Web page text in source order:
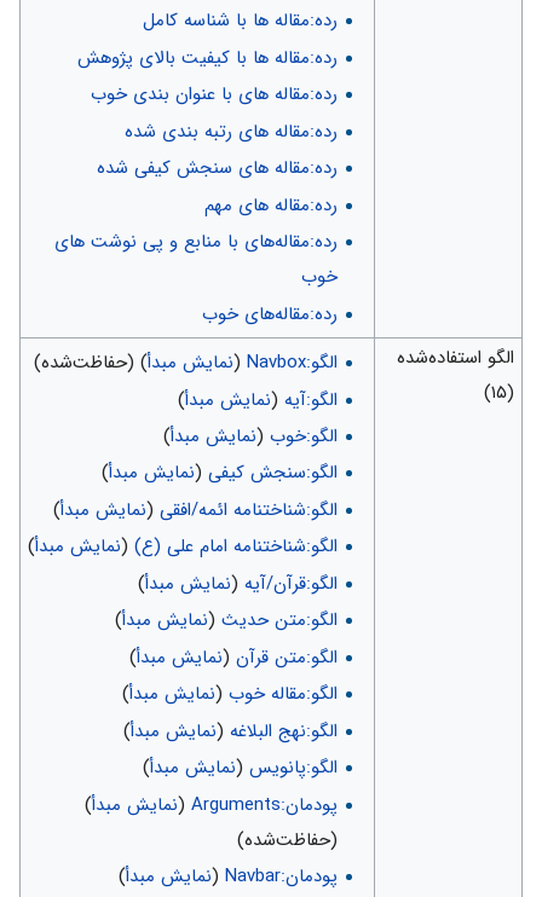
رده:مقاله ها با شناسه کامل
رده:مقاله ها با کیفیت بالای پژوهش
رده:مقاله های با عنوان بندی خوب
رده:مقاله های رتبه بندی شده
رده:مقاله های سنجش کیفی شده
رده:مقاله های مهم
رده:مقاله‌های با منابع و پی نوشت های
خوب
رده:مقاله‌های خوب
الگو استفاده‌شده
(۱۵)
الگو:Navbox (نمایش مبدأ) (حفاظت‌شده)
الگو:آیه(نمایش مبدأ)
الگو:خوب(نمایش مبدأ)
الگو:سنجش کیفی(نمایش مبدأ)
الگو:شناختنامه ائمه/افقی(نمایش مبدأ)
الگو:شناختنامه امام علی (ع)(نمایش مبدأ)
الگو:قرآن/آیه(نمایش مبدأ)
الگو:متن حدیث(نمایش مبدأ)
الگو:متن قرآن(نمایش مبدأ)
الگو:مقاله خوب(نمایش مبدأ)
الگو:نهج البلاغه(نمایش مبدأ)
الگو:پانویس(نمایش مبدأ)
پودمان:Arguments
(نمایش مبدأ)
(حفاظت‌شده)
پودمان:Navbar
(نمایش مبدأ)